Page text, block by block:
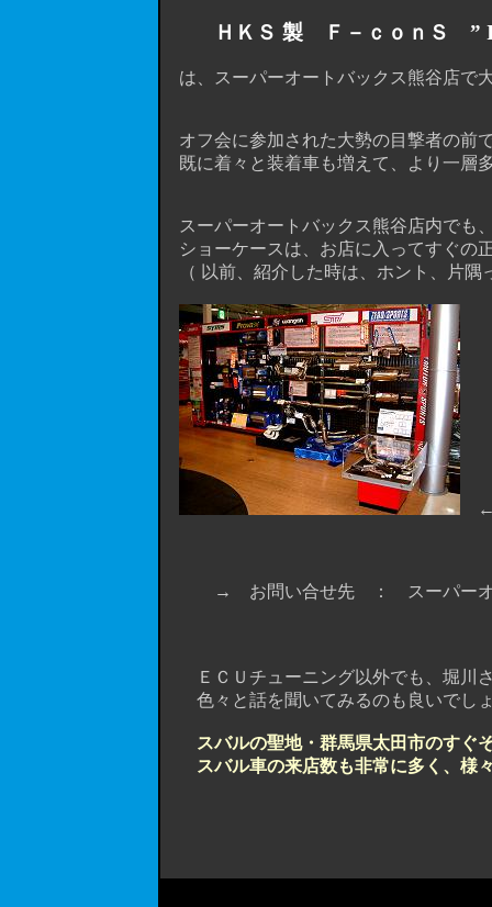
ＨＫＳ 製 Ｆ－ｃｏｎＳ ”
は、スーパーオートバックス熊谷店で
オフ会に参加された大勢の目撃者の前
既に着々と装着車も増えて、より一層
スーパーオートバックス熊谷店内でも
ショーケースは、お店に入ってすぐの
（ 以前、紹介した時は、ホント、片隅
←
→ お問い合せ先 ： スーパーオ
ＥＣＵチューニング以外でも、堀川さ
色々と話を聞いてみるのも良いでし
スバルの聖地・群馬県太田市のすぐ
スバル車の来店数も非常に多く、様